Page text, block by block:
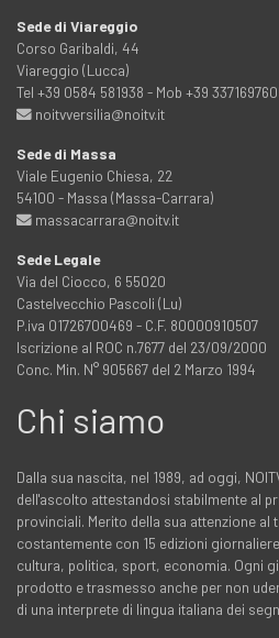
Sede di Viareggio
Corso Garibaldi, 44
Viareggio (Lucca)
Tel +39 0584 581938 - Mob +39
noitvversilia@noitv.it
Sede di Massa
Viale Eugenio Chiesa, 22
54100 - Massa (Massa-Carrara)
massacarrara@noitv.it
Sede Legale
Via del Ciocco, 6 55020
Castelvecchio Pascoli (Lu)
P.iva 01726700469 - C.F. 80000910507
Iscrizione al ROC n.7677 del 23/09/2000
Conc. Min. N° 905667 del 2 Marzo 1994
Chi siamo
Dalla sua nascita, nel 1989, ad oggi,
dell'ascolto attestandosi stabilmente al
provinciali. Merito della sua attenzione
costantemente con 15 edizioni
cultura, politica, sport, economia. Ogni
prodotto e trasmesso anche per non
di una interprete di lingua italiana dei